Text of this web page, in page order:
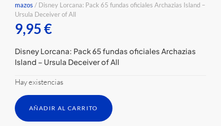
mazos / Disney Lorcana: Pack 65 fundas oficiales Archazias Island –
Ursula Deceiver of All
9,95€
Disney Lorcana: Pack 65 fundas oficiales Archazias
Island – Ursula Deceiver of All
Hay existencias
AÑADIR AL CARRITO